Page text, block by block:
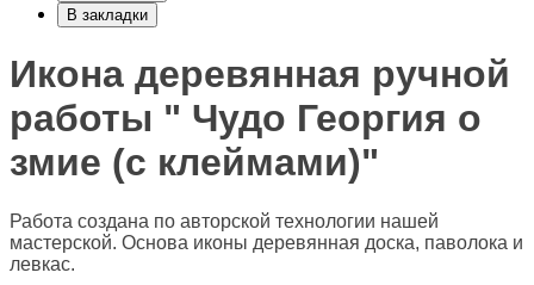
В закладки
Икона деревянная ручной
работы " Чудо Георгия о
змие (с клеймами)"
Работа создана по авторской технологии нашей
мастерской. Основа иконы деревянная доска, паволока и
левкас.